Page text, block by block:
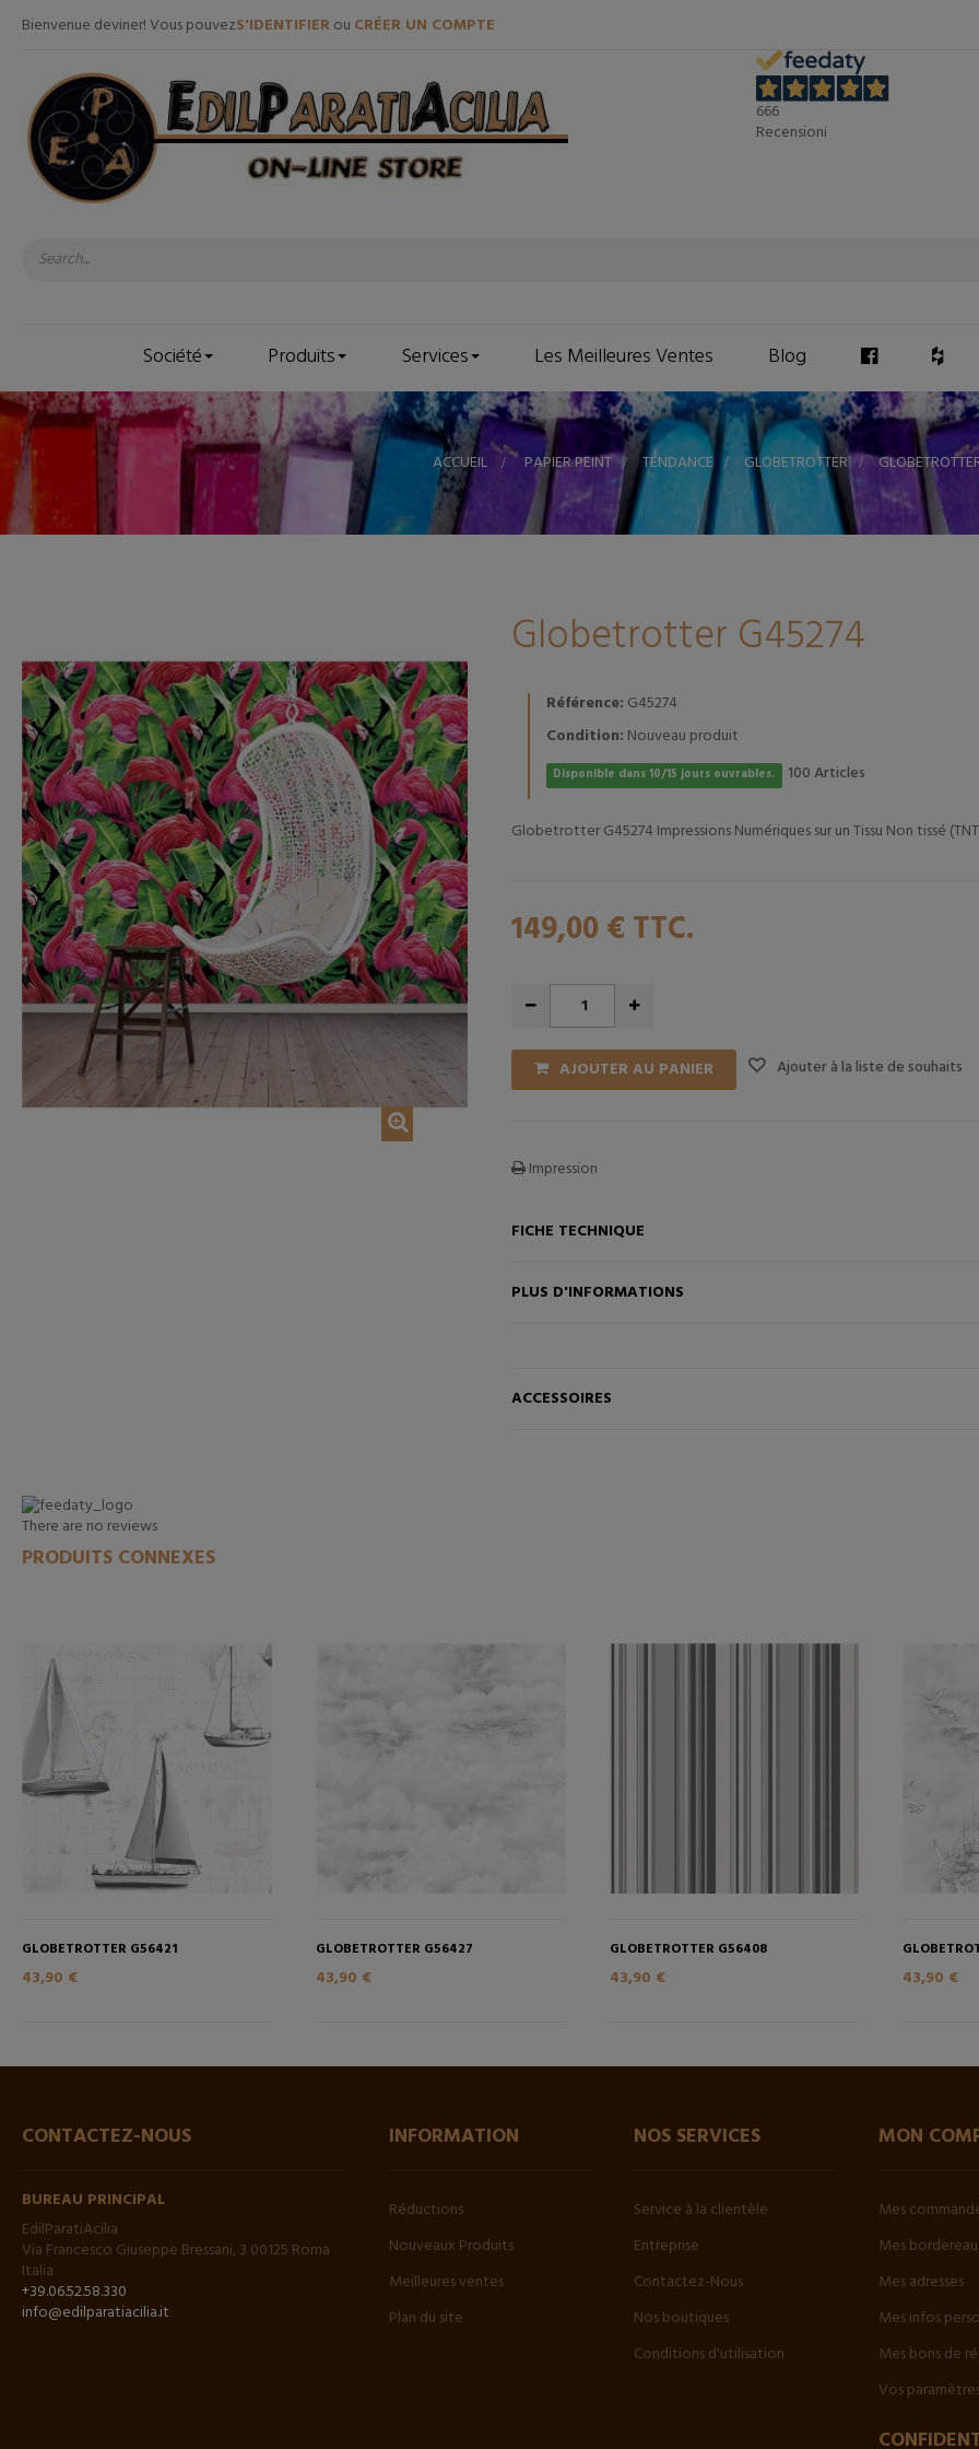
Bienvenue deviner! Vous pouvezS'IDENTIFIERou CRÉER UN COMPTE
666
Recensioni
Société Produits Services Les Meilleures Ventes Blog
ACCUEIL > PAPIER PEINT > TENDANCE > GLOBETROTTER >
Globetrotter G45274
Référence: G45274
Condition: Nouveau produit
Disponible dans 10/15 jours ouvrables. 100Articles
Globetrotter G45274 Impressions Numériques sur un Tissu Non tissé
149,00 € TTC.
AJOUTER AU PANIER Ajouter à la liste de souhaits
Impression
FICHE TECHNIQUE
PLUS D'INFORMATIONS
ACCESSOIRES
There are no reviews
PRODUITS CONNEXES
GLOBETROTTER G56421
43,90 €
AJOUTER AU PANIER
GLOBETROTTER G56427
43,90 €
GLOBETROTTER G56408
43,90 € 43,90 €
CONTACTEZ-NOUS
BUREAU PRINCIPAL
EdilParatiAcilia
Via Francesco Giuseppe Bressani, 3 00125 Roma
Italia
+39.06.52.58.330
info@edilparatiacilia.it
INFORMATION
Réductions
Nouveaux Produits
Meilleures ventes
Plan du site
NOS SERVICES
Service à la clientèle
Entreprise
Contactez-Nous
Nos boutiques
Conditions d'utilisation
MON
Mes
Mes
Mes adresses
Mes infos
Mes bons de
Vos